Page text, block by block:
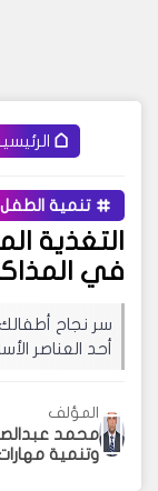
تنمية الطفل
التغذية
في
سر نجاح أطفالك
أحد العناصر
المؤلف
محمد
وتنمية